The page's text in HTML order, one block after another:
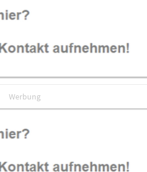
Werbung